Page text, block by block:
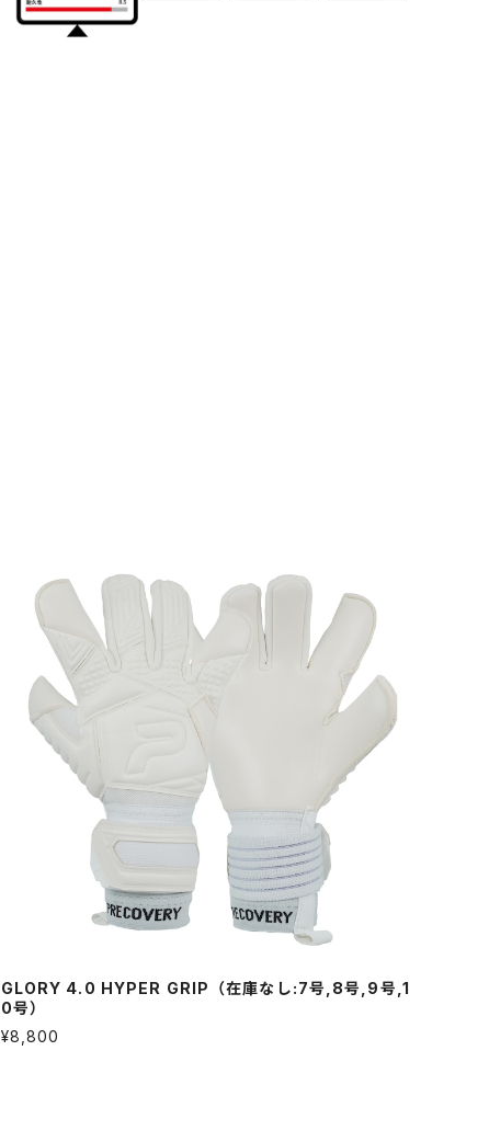
GLORY 4.0 HYPER GRIP（在庫なし:7号,8号,9号,1
0号）
¥8,800